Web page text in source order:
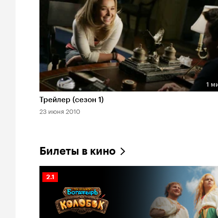
Длительность 1 мин
1
Трейлер (сезон 1)
23 июня 2010
Билеты в кино
Рейтинг
Кинопоиска
2.1